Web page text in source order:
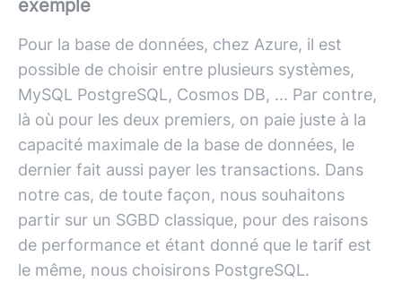
exemple
Pour la base de données, chez Azure, il est
possible de choisir entre plusieurs systèmes,
MySQL PostgreSQL, Cosmos DB, ... Par contre,
là où pour les deux premiers, on paie juste à la
capacité maximale de la base de données, le
dernier fait aussi payer les transactions. Dans
notre cas, de toute façon, nous souhaitons
partir sur un SGBD classique, pour des raisons
de performance et étant donné que le tarif est
le même, nous choisirons PostgreSQL.